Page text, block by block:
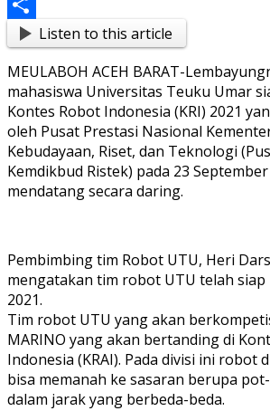
Messenger
ShareListen to this article
MEULABOH ACEH BARAT-
mahasiswa Universitas Teuku Umar
Kontes Robot Indonesia (KRI) 2021
oleh Pusat Prestasi Nasional
Kebudayaan, Riset, dan Teknologi
Kemdikbud Ristek) pada 23
mendatang secara daring.
Pembimbing tim Robot UTU, Heri
mengatakan tim robot UTU telah siap
2021.
Tim robot UTU yang akan
MARINO yang akan bertanding di
Indonesia (KRAI). Pada divisi ini robot
bisa memanah ke sasaran berupa
dalam jarak yang berbeda-beda.